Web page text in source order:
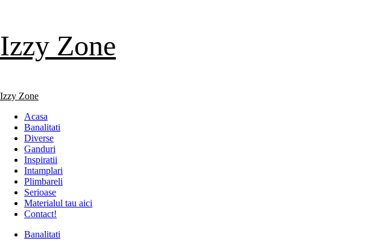
content
Izzy Zone
Primary
Izzy Zone
Acasa
Banalitati
Diverse
Ganduri
Inspiratii
Intamplari
Plimbareli
Serioase
Materialul tau aici
Contact!
Banalitati